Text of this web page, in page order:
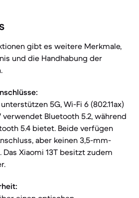
gibt es weitere Merkmale,
und die Handhabung der
5G, Wi-Fi 6 (802.11ax)
verwendet Bluetooth 5.2, während
5.4 bietet. Beide verfügen
aber keinen 3,5-mm-
Das Xiaomi 13T besitzt zudem